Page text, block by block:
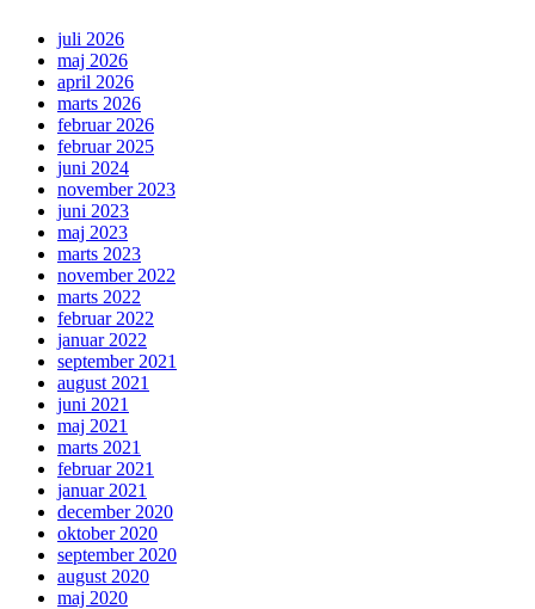
juli 2026
maj 2026
april 2026
marts 2026
februar 2026
februar 2025
juni 2024
november 2023
juni 2023
maj 2023
marts 2023
november 2022
marts 2022
februar 2022
januar 2022
september 2021
august 2021
juni 2021
maj 2021
marts 2021
februar 2021
januar 2021
december 2020
oktober 2020
september 2020
august 2020
maj 2020